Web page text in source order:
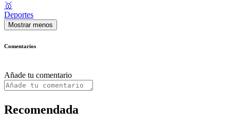
🥇
Deportes
Mostrar menos
Comentarios
Añade tu comentario
Recomendada